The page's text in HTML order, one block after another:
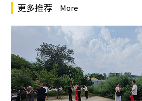
更多推荐 More